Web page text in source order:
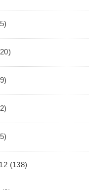
(138)